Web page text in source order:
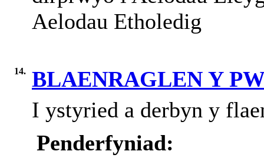
Aelodau Etholedig
14. BLAENRAGLEN Y
I ystyried a derbyn y
Penderfyniad: